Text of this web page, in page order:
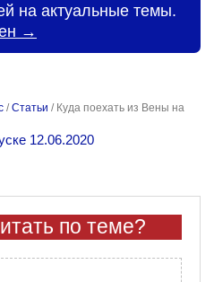
на актуальные темы.
→
/Статьи / Куда поехать из Вены на
12.06.2020
по теме?